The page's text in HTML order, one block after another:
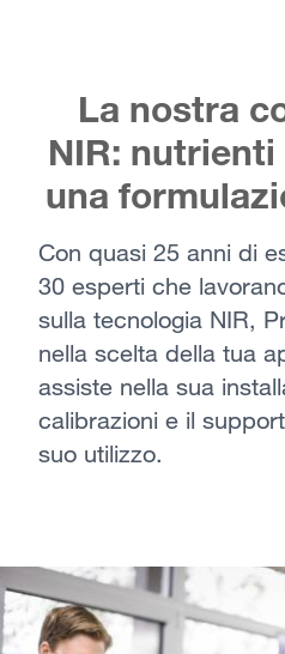
La nostra
NIR:
una
Con quasi 25 anni di
30 esperti che
sulla tecnologia NIR,
nella scelta della tua
assiste nella sua
calibrazioni e il
suo utilizzo.